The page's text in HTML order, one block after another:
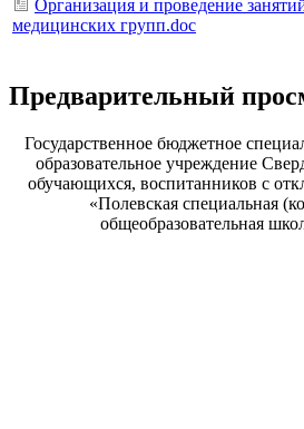
Организация и проведение
медицинских групп.doc
Предварительный
Государственное бюджетное
образовательное учреждение
обучающихся, воспитанников с
«Полевская специальная
общеобразовательная